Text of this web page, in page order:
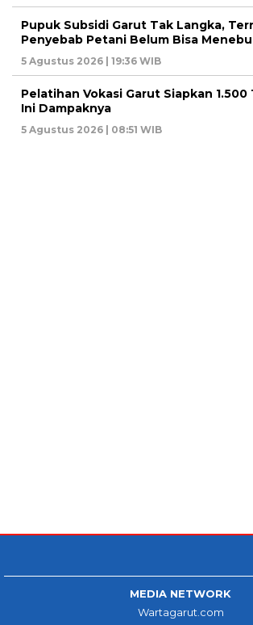
Pupuk Subsidi Garut Tak Langka,
Penyebab Petani Belum Bisa
5 Agustus 2026 | 19:36 WIB
Pelatihan Vokasi Garut Siapkan 1.500
Ini Dampaknya
5 Agustus 2026 | 08:51 WIB
MEDIA NETWORK
Wartagarut.com